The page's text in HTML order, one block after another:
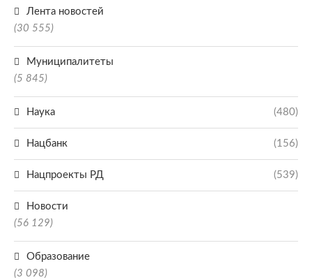
Лента новостей
(30 555)
Муниципалитеты
(5 845)
Наука (480)
Нацбанк (156)
Нацпроекты РД (539)
Новости
(56 129)
Образование
(3 098)